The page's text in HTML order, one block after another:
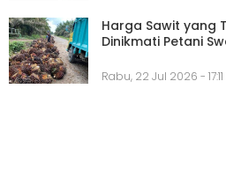
Harga Sawit yang
Dinikmati Petani
Rabu, 22 Jul 2026 - 17:11